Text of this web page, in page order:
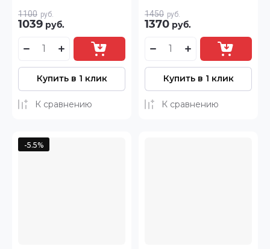
1100 руб.
1039 руб.
Купить в 1 клик
К сравнению
1450 руб.
1370 руб.
Купить в 1 клик
К сравнению
-5.5%